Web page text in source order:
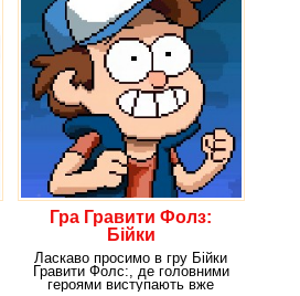
Гра Гравити Фолз:
Бійки
Ласкаво просимо в гру Бійки
Гравити Фолс:, де головними
героями виступають вже